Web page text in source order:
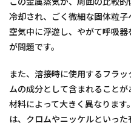
冷却され、ごく微細な固体粒子
空気中に浮遊し、やがて呼吸
が問題です。
また、溶接時に使用するフラ
ムの成分として含まれること
材料によって大きく異なりま
は、クロムやニッケルといっ